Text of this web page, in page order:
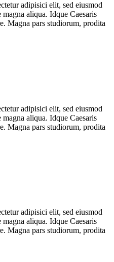
adipisici elit, sed eiusmod
aliqua. Idque Caesaris
Magna pars studiorum, prodita
adipisici elit, sed eiusmod
aliqua. Idque Caesaris
Magna pars studiorum, prodita
adipisici elit, sed eiusmod
aliqua. Idque Caesaris
Magna pars studiorum, prodita